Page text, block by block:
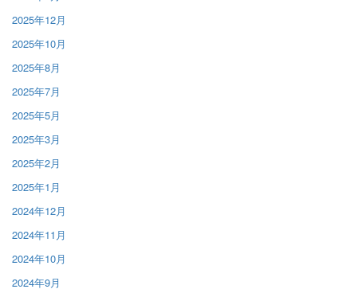
2025年12月
2025年10月
2025年8月
2025年7月
2025年5月
2025年3月
2025年2月
2025年1月
2024年12月
2024年11月
2024年10月
2024年9月